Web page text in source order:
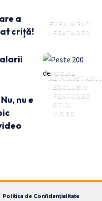
EVENIMENT
FEATURED
a
criță!
SOCIAL
EXCLUSIV
FEATURED
STIRI
VIDEO
nu e
Politica de Confidențialitate